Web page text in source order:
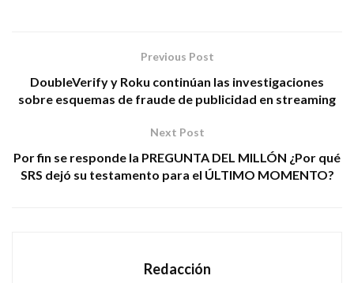
Previous Post
DoubleVerify y Roku continúan las investigaciones
sobre esquemas de fraude de publicidad en streaming
Next Post
Por fin se responde la PREGUNTA DEL MILLÓN ¿Por qué
SRS dejó su testamento para el ÚLTIMO MOMENTO?
Redacción